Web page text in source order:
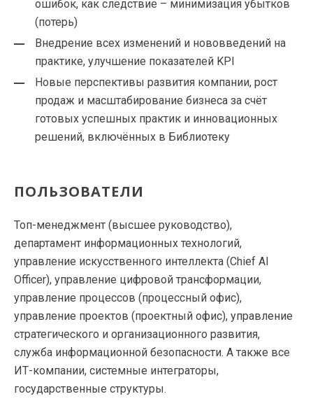
ошибок, как следствие – минимизация убытков
(потерь)
Внедрение всех изменений и нововведений на
практике, улучшение показателей KPI
Новые перспективы развития компании, рост
продаж и масштабирование бизнеса за счёт
готовых успешных практик и инновационных
решений, включённых в Библиотеку
ПОЛЬЗОВАТЕЛИ
Топ-менеджмент (высшее руководство),
департамент информационных технологий,
управление искусственного интеллекта (Chief AI
Officer), управление цифровой трансформации,
управление процессов (процессный офис),
управление проектов (проектный офис), управление
стратегического и организационного развития,
служба информационной безопасности. А также все
ИТ-компании, системные интеграторы,
государственные структуры.